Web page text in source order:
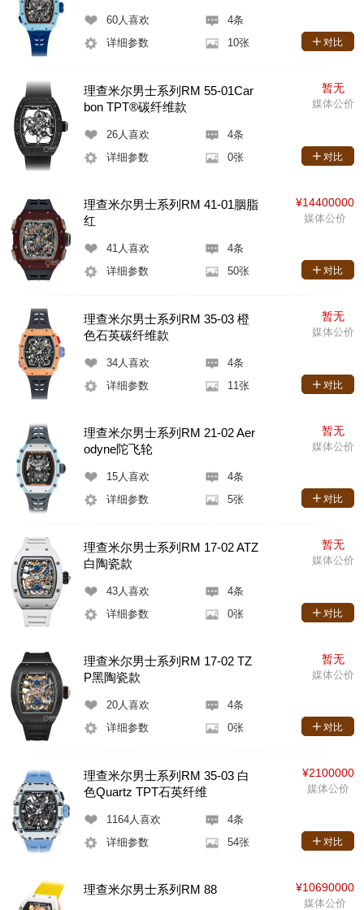
60人喜欢
4条
详细参数
10张 对比
理查米尔男士系列RM 55-01Car
bon TPT®碳纤维款
26人喜欢
4条
详细参数
0张
暂无
媒体公价
对比
理查米尔男士系列RM 41-01胭脂
红
41人喜欢
4条
详细参数
50张
¥14400000
媒体公价
对比
理查米尔男士系列RM 35-03 橙
色石英碳纤维款
34人喜欢
4条
详细参数
11张
暂无
媒体公价
对比
理查米尔男士系列RM 21-02 Aer
odyne陀飞轮
15人喜欢
4条
详细参数
5张
暂无
媒体公价
对比
理查米尔男士系列RM 17-02 ATZ
白陶瓷款
43人喜欢
4条
详细参数
0张
暂无
媒体公价
对比
理查米尔男士系列RM 17-02 TZ
P黑陶瓷款
20人喜欢
4条
详细参数
0张
暂无
媒体公价
对比
理查米尔男士系列RM 35-03 白
色Quartz TPT石英纤维
1164人喜欢
4条
详细参数
54张
¥2100000
媒体公价
对比
理查米尔男士系列RM 88 ¥10690000
媒体公价